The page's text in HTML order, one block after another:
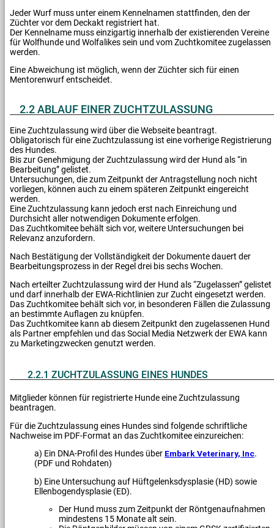
Jeder Wurf muss unter einem Kennelnamen stattfinden, den der
Züchter vor dem Deckakt registriert hat.
Der Kennelname muss einzigartig innerhalb der existierenden Vereine
für Wolfhunde und Wolfalikes sein und vom Zuchtkomitee zugelassen
werden.
Eine Abweichung ist möglich, wenn der Züchter sich für einen
Mentorenwurf entscheidet.
2.2 ABLAUF EINER ZUCHTZULASSUNG
Eine Zuchtzulassung wird über die Webseite beantragt.
Obligatorisch für eine Zuchtzulassung ist eine vorherige Registrierung
des Hundes.
Bis zur Genehmigung der Zuchtzulassung wird der Hund als “in
Bearbeitung” gelistet.
Untersuchungen, die zum Zeitpunkt der Antragstellung noch nicht
vorliegen, können auch zu einem späteren Zeitpunkt eingereicht
werden.
Eine Zuchtzulassung kann jedoch erst nach Einreichung und
Durchsicht aller notwendigen Dokumente erfolgen.
Das Zuchtkomitee behält sich vor, weitere Untersuchungen bei
Relevanz anzufordern.
Nach Bestätigung der Vollständigkeit der Dokumente dauert der
Bearbeitungsprozess in der Regel drei bis sechs Wochen.
Nach erteilter Zuchtzulassung wird der Hund als “Zugelassen” gelistet
und darf innerhalb der EWA-Richtlinien zur Zucht eingesetzt werden.
Das Zuchtkomitee behält sich vor, in besonderen Fällen die Zulassung
an bestimmte Auflagen zu knüpfen.
Das Zuchtkomitee kann ab diesem Zeitpunkt den zugelassenen Hund
als Partner empfehlen und das Social Media Netzwerk der EWA kann
zu Marketingzwecken genutzt werden.
2.2.1 ZUCHTZULASSUNG EINES HUNDES
Mitglieder können für registrierte Hunde eine Zuchtzulassung
beantragen.
Für die Zuchtzulassung eines Hundes sind folgende schriftliche
Nachweise im PDF-Format an das Zuchtkomitee einzureichen:
a) Ein DNA-Profil des Hundes über Embark Veterinary, Inc.
(PDF und Rohdaten)
b) Eine Untersuchung auf Hüftgelenksdysplasie (HD) sowie
Ellenbogendysplasie (ED).
Der Hund muss zum Zeitpunkt der Röntgenaufnahmen
mindestens 15 Monate alt sein.